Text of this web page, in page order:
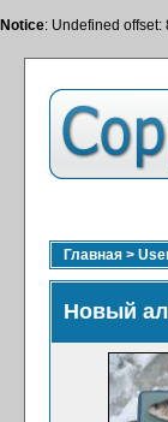
Notice: Undefined offset:
Главная >
Новый